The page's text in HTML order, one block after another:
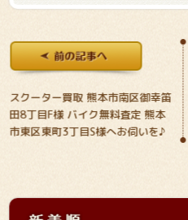
スクーター買取 熊本市南区御幸笛
田8丁目F様 バイク無料査定 熊本
市東区東町3丁目S様へお伺いを♪